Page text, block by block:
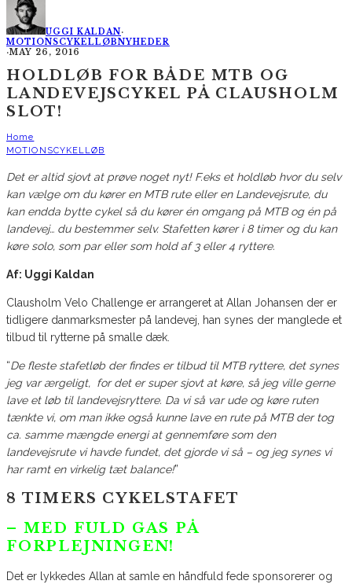
UGGI KALDAN·
MOTIONSCYKELLØBNYHEDER
·MAY 26, 2016
HOLDLØB FOR BÅDE MTB OG
LANDEVEJSCYKEL PÅ CLAUSHOLM
SLOT!
Home
MOTIONSCYKELLØB
Det er altid sjovt at prøve noget nyt! F.eks et holdløb hvor du selv
kan vælge om du kører en MTB rute eller en Landevejsrute, du
kan endda bytte cykel så du kører én omgang på MTB og én på
landevej… du bestemmer selv. Stafetten kører i 8 timer og du kan
køre solo, som par eller som hold af 3 eller 4 ryttere.
Af: Uggi Kaldan
Clausholm Velo Challenge er arrangeret at Allan Johansen der er
tidligere danmarksmester på landevej, han synes der manglede et
tilbud til rytterne på smalle dæk.
“De fleste stafetløb der findes er tilbud til MTB ryttere, det synes
jeg var ærgeligt, for det er super sjovt at køre, så jeg ville gerne
lave et løb til landevejsryttere. Da vi så var ude og køre ruten
tænkte vi, om man ikke også kunne lave en rute på MTB der tog
ca. samme mængde energi at gennemføre som den
landevejsrute vi havde fundet, det gjorde vi så – og jeg synes vi
har ramt en virkelig tæt balance!”
8 TIMERS CYKELSTAFET
– MED FULD GAS PÅ
FORPLEJNINGEN!
Det er lykkedes Allan at samle en håndfuld fede sponsorerer og